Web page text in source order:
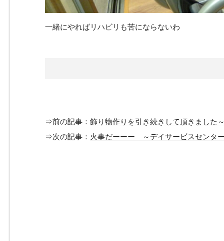
一緒にやればリハビリも苦にならないわ
⇒前の記事： 飾り物作りを引き続きして頂きました
⇒次の記事： 火事だーーー ～デイサービスセンタ